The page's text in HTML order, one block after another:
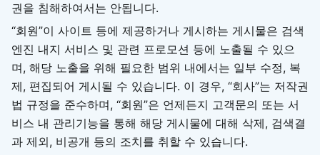
권을 침해하여서는 안됩니다.
“회원”이 사이트 등에 제공하거나 게시하는 게시물은 검색
엔진 내지 서비스 및 관련 프로모션 등에 노출될 수 있으
며, 해당 노출을 위해 필요한 범위 내에서는 일부 수정, 복
제, 편집되어 게시될 수 있습니다. 이 경우, “회사”는 저작권
법 규정을 준수하며, “회원”은 언제든지 고객문의 또는 서
비스 내 관리기능을 통해 해당 게시물에 대해 삭제, 검색결
과 제외, 비공개 등의 조치를 취할 수 있습니다.